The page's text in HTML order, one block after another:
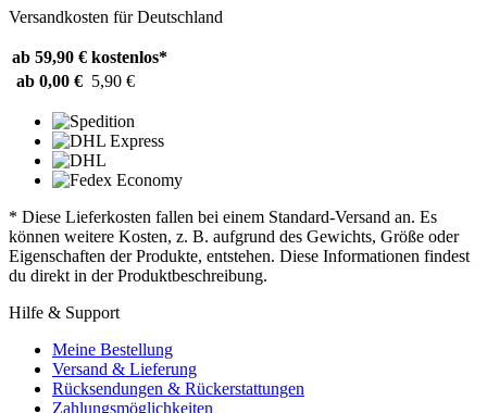
Versandkosten für Deutschland
ab 59,90 € kostenlos*
ab 0,00 € 5,90 €
* Diese Lieferkosten fallen bei einem Standard-Versand an. Es
können weitere Kosten, z. B. aufgrund des Gewichts, Größe oder
Eigenschaften der Produkte, entstehen. Diese Informationen findest
du direkt in der Produktbeschreibung.
Hilfe & Support
Meine Bestellung
Versand & Lieferung
Rücksendungen & Rückerstattungen
Zahlungsmöglichkeiten